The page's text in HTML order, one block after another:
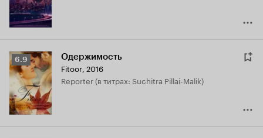
Рейтинг
Кинопоиска
6.9
6.9 Одержимость
Fitoor, 2016
Reporter (в титрах: Suchitra Pillai-Malik)